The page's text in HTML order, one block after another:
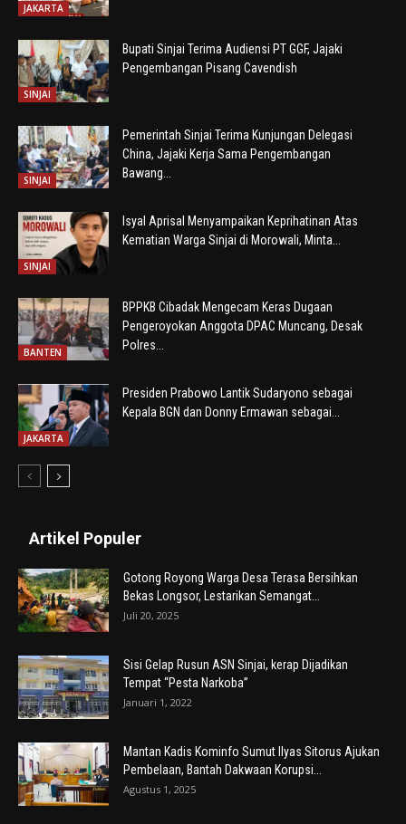
JAKARTA
SINJAI
Bupati Sinjai Terima Audiensi PT GGF, Jajaki
Pengembangan Pisang Cavendish
SINJAI
Pemerintah Sinjai Terima Kunjungan Delegasi
China, Jajaki Kerja Sama Pengembangan
Bawang...
SINJAI
Isyal Aprisal Menyampaikan Keprihatinan Atas
Kematian Warga Sinjai di Morowali, Minta...
BANTEN
BPPKB Cibadak Mengecam Keras Dugaan
Pengeroyokan Anggota DPAC Muncang, Desak
Polres...
JAKARTA
Presiden Prabowo Lantik Sudaryono sebagai
Kepala BGN dan Donny Ermawan sebagai...
Artikel Populer
Gotong Royong Warga Desa Terasa Bersihkan
Bekas Longsor, Lestarikan Semangat...
Juli 20, 2025
Sisi Gelap Rusun ASN Sinjai, kerap Dijadikan
Tempat “Pesta Narkoba”
Januari 1, 2022
Mantan Kadis Kominfo Sumut Ilyas Sitorus Ajukan
Pembelaan, Bantah Dakwaan Korupsi...
Agustus 1, 2025